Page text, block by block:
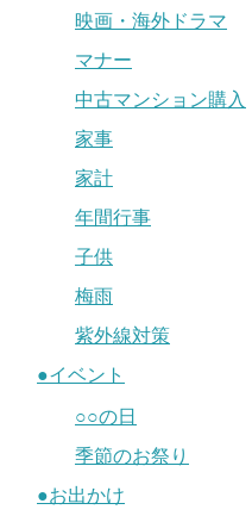
映画・海外ドラマ
マナー
中古マンション購入
家事
家計
年間行事
子供
梅雨
紫外線対策
●イベント
○○の日
季節のお祭り
●お出かけ